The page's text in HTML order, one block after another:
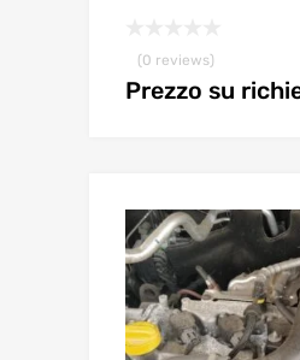
(0 reviews)
Prezzo su